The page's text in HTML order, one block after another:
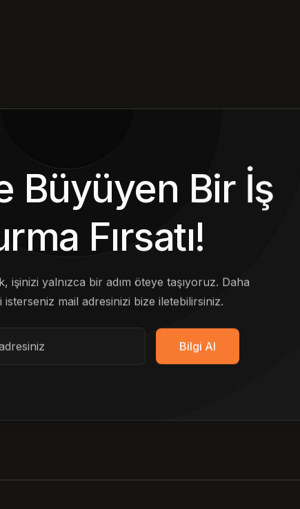
Büyüyen Bir İş
Fırsatı!
işinizi yalnızca bir adım öteye taşıyoruz. Daha
isterseniz mail adresinizi bize iletebilirsiniz.
Bilgi Al